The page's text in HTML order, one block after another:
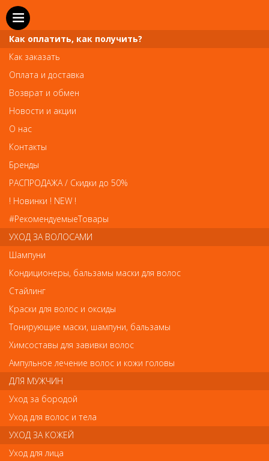
SEO
NS-1/3-HG(CVD) Metzger Ножницы ногтевые от Metzger
NS-1/3-HG(CVD) Metzger Ножницы ногтевые
Арт.NS-1/3-HG(CVD)
302
Нет в наличии
В закладки
Как оплатить, как получить?
Как заказать
Оплата и доставка
Возврат и обмен
Новости и акции
О нас
Контакты
Бренды
РАСПРОДАЖА / Скидки до 50%
! Новинки ! NEW !
#РекомендуемыеТовары
УХОД ЗА ВОЛОСАМИ
Шампуни
Кондиционеры, бальзамы маски для волос
Стайлинг
Краски для волос и оксиды
Тонирующие маски, шампуни, бальзамы
Химсоставы для завивки волос
Ампульное лечение волос и кожи головы
ДЛЯ МУЖЧИН
Уход за бородой
Уход для волос и тела
УХОД ЗА КОЖЕЙ
Уход для лица